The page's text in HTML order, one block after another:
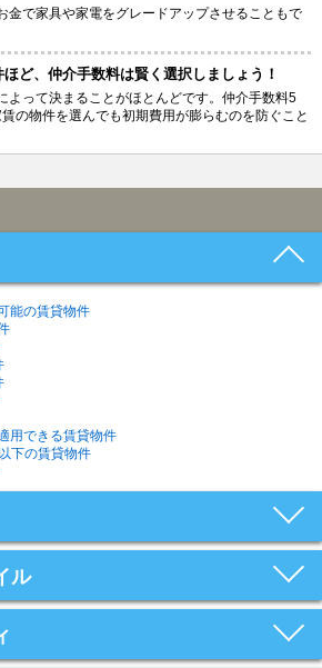
金で家具や家電をグレードアップさせることもで
ど、仲介手数料は賢く選択しましょう！
よって決まることがほとんどです。仲介手数料5
の物件を選んでも初期費用が膨らむのを防ぐこと
能の賃貸物件
用できる賃貸物件
下の賃貸物件
ル